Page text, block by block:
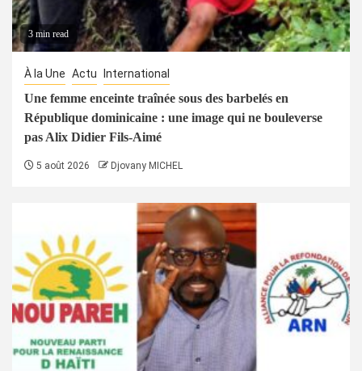
3 min read
À la Une Actu International
Une femme enceinte traînée sous des barbelés en
République dominicaine : une image qui ne bouleverse
pas Alix Didier Fils-Aimé
5 août 2026 Djovany MICHEL